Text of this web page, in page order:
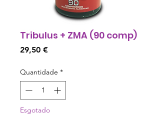
Tribulus + ZMA (90 comp)
29,50 €Preço
Quantidade *
Esgotado